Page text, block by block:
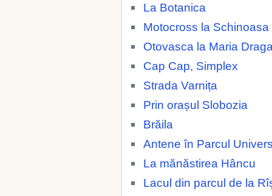
La Botanica
Motocross la Schinoasa
Otovasca la Maria
Cap Cap, Simplex
Strada Varnița
Prin orașul Slobozia
Brăila
Antene în Parcul
La mănăstirea Hâncu
Lacul din parcul de la